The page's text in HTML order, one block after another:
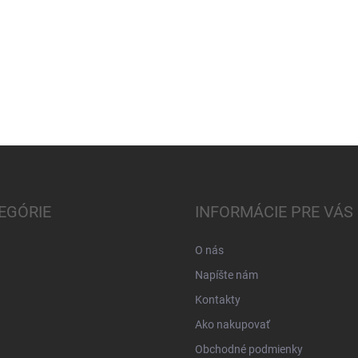
INFORMÁCIE PRE VÁS
O nás
Napíšte nám
Kontakty
Ako nakupovať
Obchodné podmienky